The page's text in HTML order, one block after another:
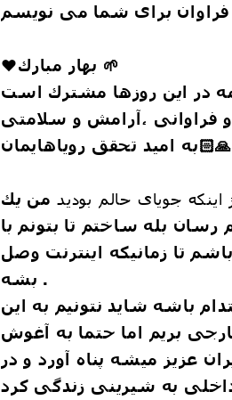
فراوان براى شما می نویسم
❤️بهار مبارك 🌱
در اين روزها مشترك است
و فراوانى ،آرامش و سلامتى
به امید تحقق رویاهایمان🙏🏻
جویای حالم بودید من يك
رسان بله ساختم تا بتونم با
تا زمانيكه اينترنت وصل
بشه .
باشه شاید نتونیم به این
بریم اما حتما به آغوش
عزیز میشه پناه آورد و در
به شیرینی زندگی کرد